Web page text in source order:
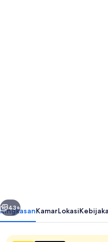
Berikutnya
43+
RingkasanKamarLokasi